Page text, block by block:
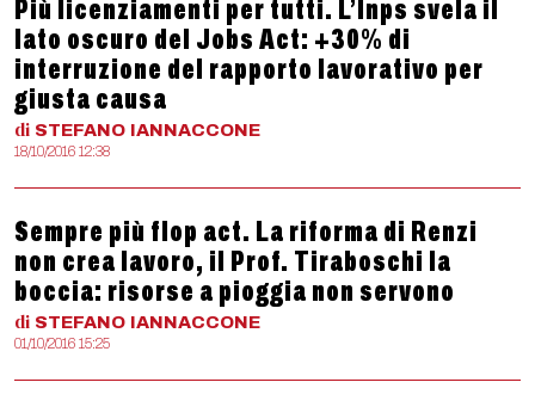
Più licenziamenti per tutti. L’Inps svela il
lato oscuro del Jobs Act: +30% di
interruzione del rapporto lavorativo per
giusta causa
di STEFANO IANNACCONE
18/10/2016 12:38
Sempre più flop act. La riforma di Renzi
non crea lavoro, il Prof. Tiraboschi la
boccia: risorse a pioggia non servono
di STEFANO IANNACCONE
01/10/2016 15:25